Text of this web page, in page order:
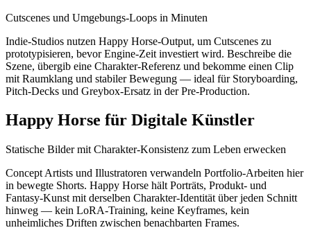
Cutscenes und Umgebungs-Loops in Minuten
Indie-Studios nutzen Happy Horse-Output, um Cutscenes zu
prototypisieren, bevor Engine-Zeit investiert wird. Beschreibe die
Szene, übergib eine Charakter-Referenz und bekomme einen Clip
mit Raumklang und stabiler Bewegung — ideal für Storyboarding,
Pitch-Decks und Greybox-Ersatz in der Pre-Production.
Happy Horse für Digitale Künstler
Statische Bilder mit Charakter-Konsistenz zum Leben erwecken
Concept Artists und Illustratoren verwandeln Portfolio-Arbeiten hier
in bewegte Shorts. Happy Horse hält Porträts, Produkt- und
Fantasy-Kunst mit derselben Charakter-Identität über jeden Schnitt
hinweg — kein LoRA-Training, keine Keyframes, kein
unheimliches Driften zwischen benachbarten Frames.